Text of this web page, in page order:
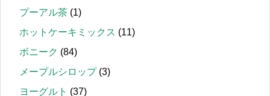
プーアル茶 (1)
ホットケーキミックス (11)
ボニーク (84)
メープルシロップ(3)
ヨーグルト (37)